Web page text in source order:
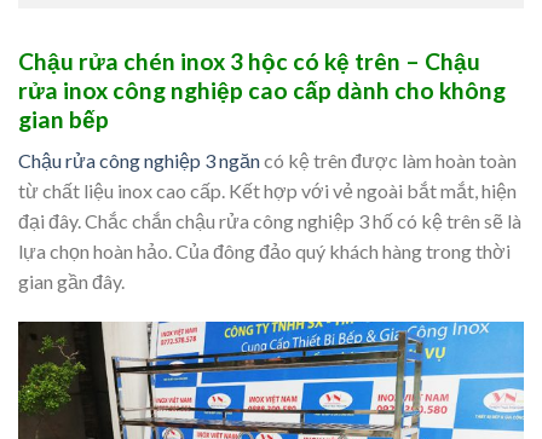
Chậu rửa chén inox 3 hộc có kệ trên – Chậu
rửa inox công nghiệp cao cấp dành cho không
gian bếp
Chậu rửa công nghiệp 3 ngăncó kệ trên được làm hoàn toàn
từ chất liệu inox cao cấp. Kết hợp với vẻ ngoài bắt mắt, hiện
đại đây. Chắc chắn chậu rửa công nghiệp 3 hố có kệ trên sẽ là
lựa chọn hoàn hảo. Của đông đảo quý khách hàng trong thời
gian gần đây.